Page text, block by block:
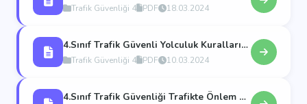
Trafik Güvenliği 4 PDF 18.03.2024
4.Sınıf Trafik Güvenli Yolculuk Kurallarına Uyalım
Trafik Güvenliği 4 PDF 10.03.2024
4.Sınıf Trafik Güvenliği Trafikte Önlem Alalım